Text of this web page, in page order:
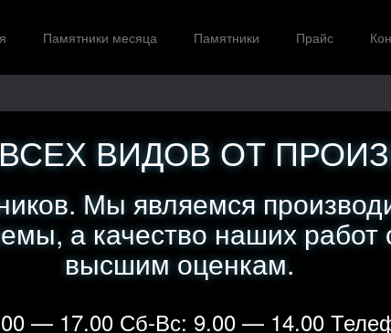
Памятники месяца Памятники Прайс
ВИДОВ ОТ
Мы являемся
а качество наших работ
высшим оценкам.
— 17.00 Сб-Вс: 9.00 — 14.00